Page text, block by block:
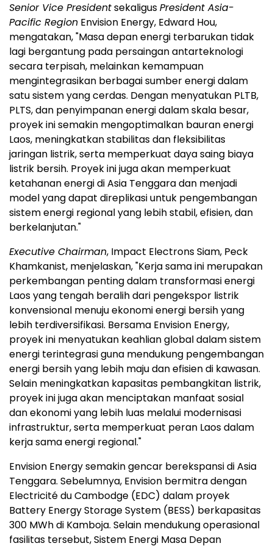
Senior Vice PresidentsekaligusPresident Asia-
Pacific Region Envision Energy, Edward Hou,
mengatakan, "Masa depan energi terbarukan tidak
lagi bergantung pada persaingan antarteknologi
secara terpisah, melainkan kemampuan
mengintegrasikan berbagai sumber energi dalam
satu sistem yang cerdas. Dengan menyatukan PLTB,
PLTS, dan penyimpanan energi dalam skala besar,
proyek ini semakin mengoptimalkan bauran energi
Laos, meningkatkan stabilitas dan fleksibilitas
jaringan listrik, serta memperkuat daya saing biaya
listrik bersih. Proyek ini juga akan memperkuat
ketahanan energi di Asia Tenggara dan menjadi
model yang dapat direplikasi untuk pengembangan
sistem energi regional yang lebih stabil, efisien, dan
berkelanjutan."
Executive Chairman, Impact Electrons Siam, Peck
Khamkanist, menjelaskan, "Kerja sama ini merupakan
perkembangan penting dalam transformasi energi
Laos yang tengah beralih dari pengekspor listrik
konvensional menuju ekonomi energi bersih yang
lebih terdiversifikasi. Bersama Envision Energy,
proyek ini menyatukan keahlian global dalam sistem
energi terintegrasi guna mendukung pengembangan
energi bersih yang lebih maju dan efisien di kawasan.
Selain meningkatkan kapasitas pembangkitan listrik,
proyek ini juga akan menciptakan manfaat sosial
dan ekonomi yang lebih luas melalui modernisasi
infrastruktur, serta memperkuat peran Laos dalam
kerja sama energi regional."
Envision Energy semakin gencar berekspansi di Asia
Tenggara. Sebelumnya, Envision bermitra dengan
Electricité du Cambodge (EDC) dalam proyek
Battery Energy Storage System (BESS) berkapasitas
300 MWh di Kamboja. Selain mendukung operasional
fasilitas tersebut, Sistem Energi Masa Depan